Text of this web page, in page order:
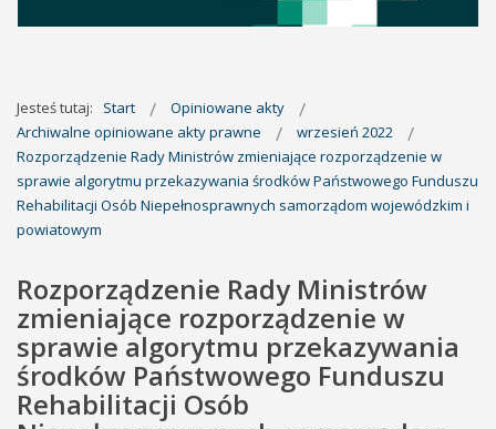
Jesteś tutaj: Start
Opiniowane akty
Archiwalne opiniowane akty prawne
wrzesień 2022
Rozporządzenie Rady Ministrów zmieniające rozporządzenie w
sprawie algorytmu przekazywania środków Państwowego Funduszu
Rehabilitacji Osób Niepełnosprawnych samorządom wojewódzkim i
powiatowym
Rozporządzenie Rady Ministrów
zmieniające rozporządzenie w
sprawie algorytmu przekazywania
środków Państwowego Funduszu
Rehabilitacji Osób